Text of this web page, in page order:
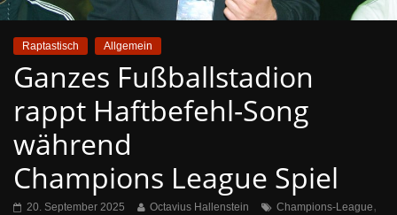
Raptastisch Allgemein
Ganzes Fußballstadion
rappt Haftbefehl-Song
während
Champions League Spiel
20. September 2025 Octavius Hallenstein Champions-League,